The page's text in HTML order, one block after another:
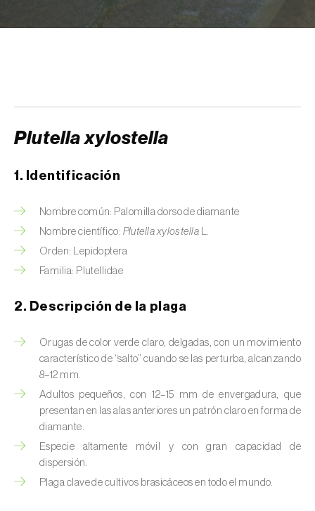
Yponomeuta
xanthenes
sasakii (=niponensis))
Barrenador del tallo de la caña de azúcar
fusca
Barrenador del té (Euwallacea fornicatus, E.
fornicatior, E. perbrevis e E. kuroshio
Barrenador del tomate (Neoleucinodes
elegantalis
Barrenillo del almendro (
Barrenillo del olmo (
Plutella xylostella
1. Identificación
Nombre común: Palomilla dorso de diamante
Nombre científico: Plutella xylostella L.
Orden: Lepidoptera
Familia: Plutellidae
2. Descripción de la plaga
Orugas de color verde claro, delgadas, con un movimiento
característico de “salto” cuando se las perturba, alcanzando
8–12 mm.
Adultos pequeños, con 12–15 mm de envergadura, que
presentan en las alas anteriores un patrón claro en forma de
diamante.
Especie altamente móvil y con gran capacidad de
dispersión.
Plaga clave de cultivos brasicáceos en todo el mundo.